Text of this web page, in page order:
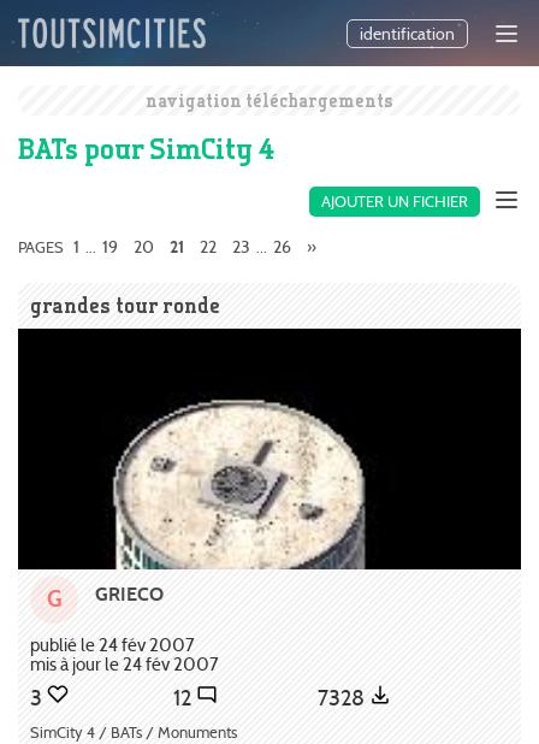
identification
navigation téléchargements
BATs pour SimCity 4
AJOUTER UN FICHIER
PAGES 1 ... 19 20 21 22 23 ... 26 »
grandes tour ronde
G GRIECO
publié le 24 fév 2007
mis à jour le 24 fév 2007
3 12 7328
SimCity 4 / BATs / Monuments